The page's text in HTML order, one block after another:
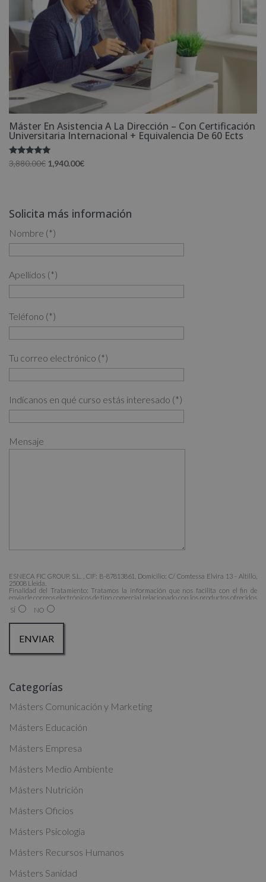
Máster En Asistencia A La Dirección – Con Certificación
Universitaria Internacional + Equivalencia De 60 Ects
Valorado
con
3,880.00€ El
3,880.00€.
1,940.00€El
1,940.00€.
Solicita más información
Nombre (*)
Apellidos (*)
Teléfono (*)
Tu correo electrónico (*)
Indícanos en qué curso estás interesado (*)
Mensaje
ESNECA FIC GROUP, S.L. , CIF: B-87813861, Domicilio: C/ Comtessa Elvira 13 - Altillo,
25008 Lleida.
Finalidad del Tratamiento: Tratamos la información que nos facilita con el fin de
enviarle correos electrónicos de tipo comercial relacionado con los productos ofrecidos
y otros tipo de productos que fueran de su interés.
Legitimación del tratamiento: Consentimiento del interesado.
la dirección admin@grupoesneca.com.
Desea recibir información comercial (vía telefónica y/o email):
SÍ NO
l
t
n
a
t
v
e
:
Categorías
Másters Comunicación y Marketing
Másters Educación
Másters Empresa
Másters Medio Ambiente
Másters Nutrición
Másters Oficios
Másters Psicología
Másters Recursos Humanos
Másters Sanidad